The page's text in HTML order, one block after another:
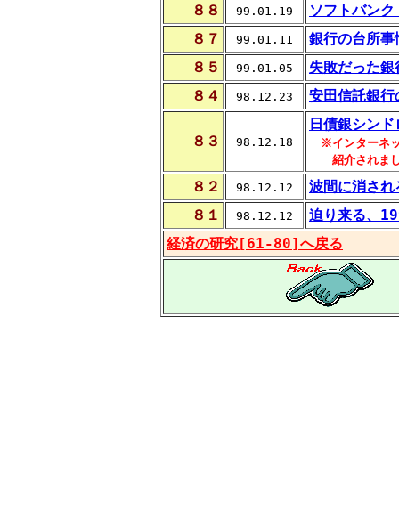
８８
99.01.19
ソフトバン
８７
99.01.11
銀行の台所事
８５
99.01.05
失敗だった銀
８４
98.12.23 安田信託銀行
８３ 98.12.18
日債銀シンド
※インターネッ
紹介されま
８２ 98.12.12
波間に消され
８１
98.12.12
迫り来る、
経済の研究[61-80]へ戻る